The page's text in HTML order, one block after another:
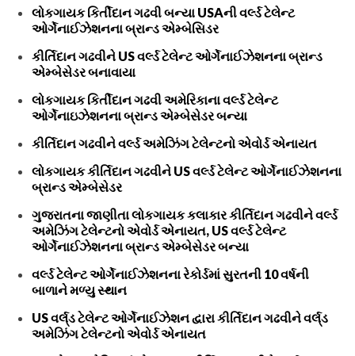
લોકગાયક કિર્તીદાન ગઢવી બન્યા USAની વર્લ્ડ ટેલેન્ટ
ઓર્ગેનાઈઝેશનના બ્રાન્ડ એમ્બેસિડર
કીર્તિદાન ગઢવીને US વર્લ્ડ ટેલેન્ટ ઓર્ગેનાઈઝેશનના બ્રાન્ડ
એમ્બેસેડર બનાવાયા
લોકગાયક કિર્તીદાન ગઢવી અમેરિકાના વર્લ્ડ ટેલેન્ટ
ઓર્ગેનાઇઝેશનના બ્રાન્ડ એમ્બેસેડર બન્યા
કીર્તિદાન ગઢવીને વર્લ્ડ અમેઝિંગ ટેલેન્ટનો એવોર્ડ એનાયત
લોકગાયક કીર્તિદાન ગઢવીને US વર્લ્ડ ટેલેન્ટ ઓર્ગેનાઈઝેશનના
બ્રાન્ડ એમ્બેસેડર
ગુજરાતના જાણીતા લોકગાયક કલાકાર કીર્તિદાન ગઢવીને વર્લ્ડ
અમેઝિંગ ટેલેન્ટનો એવોર્ડ એનાયત, US વર્લ્ડ ટેલેન્ટ
ઓર્ગેનાઈઝેશનના બ્રાન્ડ એમ્બેસેડર બન્યા
વર્લ્ડ ટેલેન્ટ ઓર્ગેનાઈઝેશનના રેકોર્ડમાં સુરતની 10 વર્ષની
બાળાને મળ્યુ સ્થાન
US વર્લ્‌ડ ટેલેન્ટ ઓર્ગેનાઈઝેશન દ્વારા કીર્તિદાન ગઢવીને વર્લ્‌ડ
અમેઝિંગ ટેલેન્ટનો એવોર્ડ એનાયત